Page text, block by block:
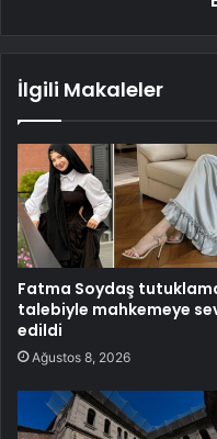
İlgili Makaleler
Fatma Soydaş
talebiyle mahkemeye
edildi
Ağustos 8, 2026